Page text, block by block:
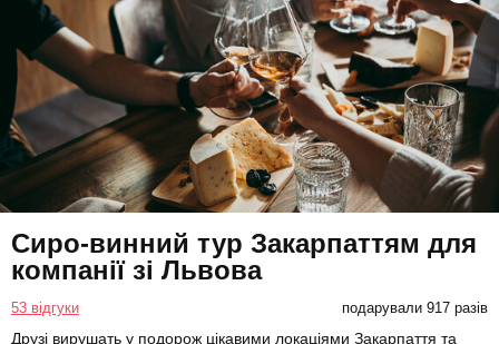
Сиро-винний тур Закарпаттям для
компанії зі Львова
53 відгуки подарували 917 разів
Друзі вирушать у подорож цікавими локаціями Закарпаття та